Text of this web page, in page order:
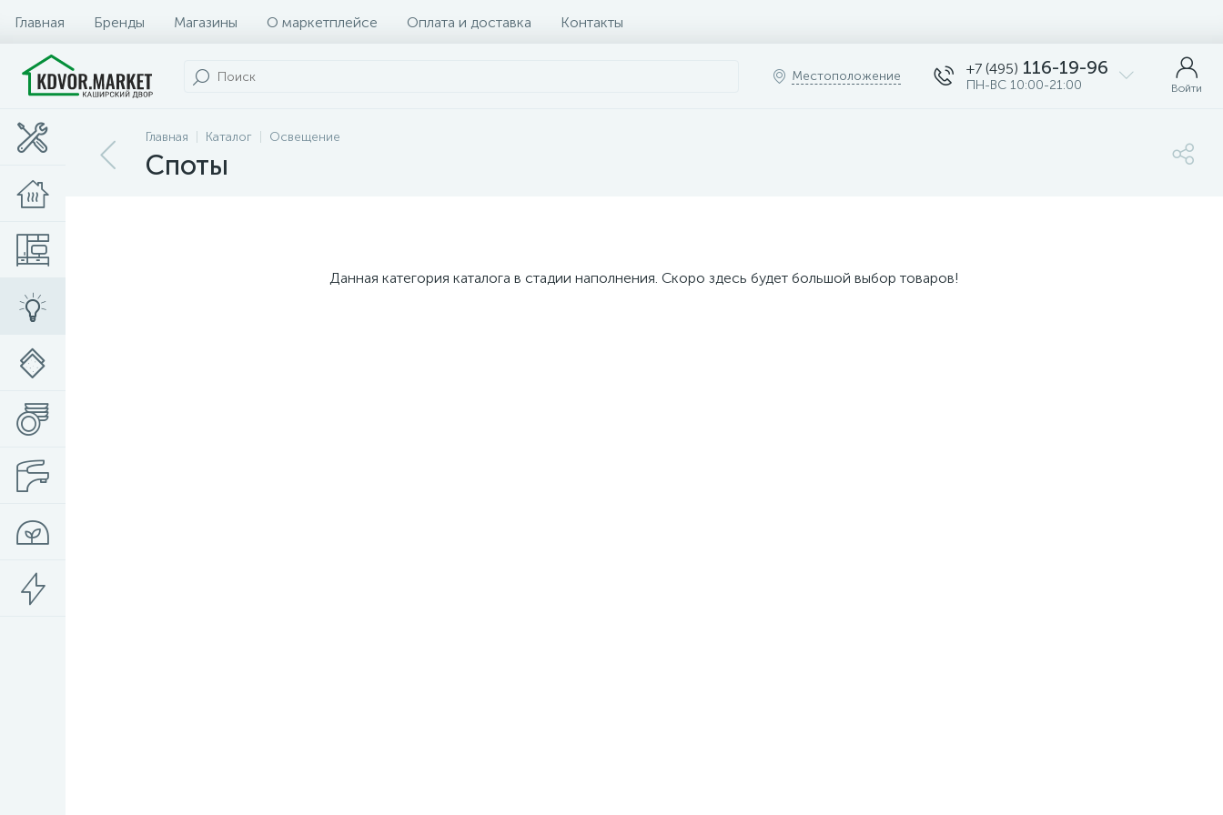
Главная Бренды Магазины О маркетплейсе Оплата и доставка Контакты
Местоположение +7 (495) 116-19-96
ПН-ВС 10:00-21:00 Войти
Главная Каталог Освещение
Споты
Данная категория каталога в стадии наполнения. Скоро здесь будет большой выбор товаров!